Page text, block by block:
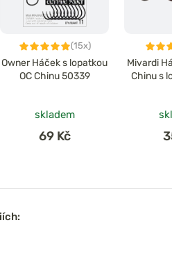
(15x)
Owner Háček s lopatkou
OC Chinu 50339
skladem
69 Kč
Mivardi
Chinu s